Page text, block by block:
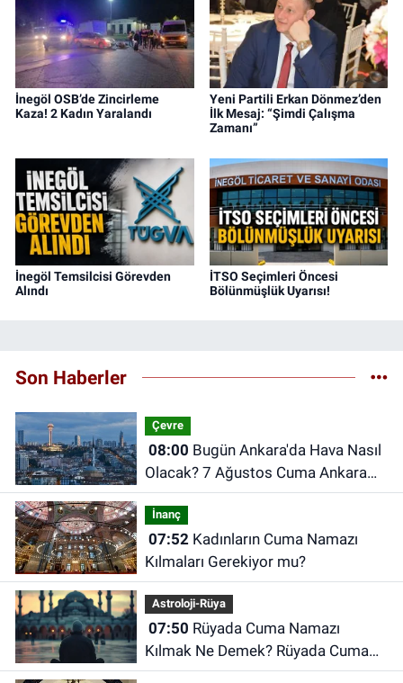
İnegöl OSB’de Zincirleme
Kaza! 2 Kadın Yaralandı
Yeni Partili Erkan Dönmez’den
İlk Mesaj: “Şimdi Çalışma
Zamanı”
İnegöl Temsilcisi Görevden
Alındı
İTSO Seçimleri Öncesi
Bölünmüşlük Uyarısı!
Son Haberler
Çevre
08:00
Olacak? 7 Ağustos Cuma Ankara
Hava Durumu
İnanç
07:52Kadınların Cuma Namazı
Kılmaları Gerekiyor mu?
Astroloji-Rüya
07:50
Kılmak Ne Demek? Rüyada Cuma
Günü Ne Anlama Gelir?